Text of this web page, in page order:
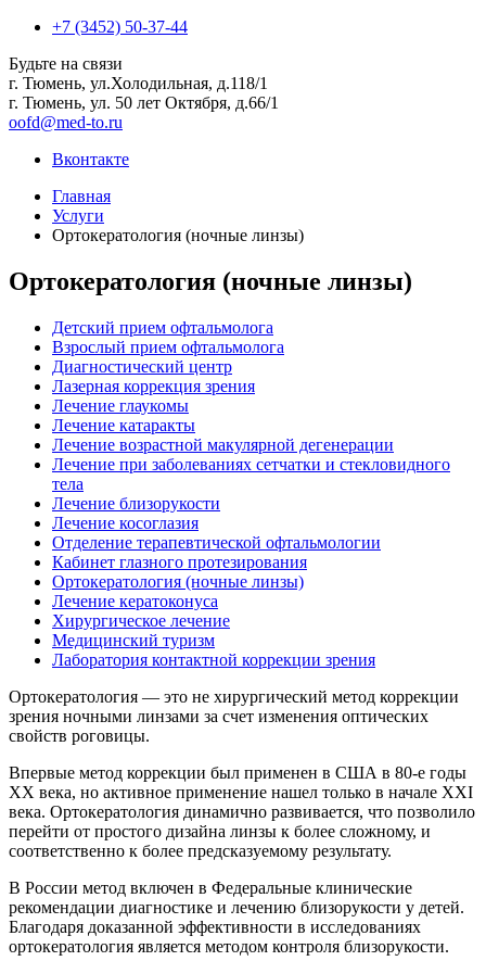
+7 (3452) 50-37-44
Будьте на связи
г. Тюмень, ул.Холодильная, д.118/1
г. Тюмень, ул. 50 лет Октября, д.66/1
oofd@med-to.ru
Вконтакте
Главная
Услуги
Ортокератология (ночные линзы)
Ортокератология (ночные линзы)
Детский прием офтальмолога
Взрослый прием офтальмолога
Диагностический центр
Лазерная коррекция зрения
Лечение глаукомы
Лечение катаракты
Лечение возрастной макулярной дегенерации
Лечение при заболеваниях сетчатки и стекловидного
тела
Лечение близорукости
Лечение косоглазия
Отделение терапевтической офтальмологии
Кабинет глазного протезирования
Ортокератология (ночные линзы)
Лечение кератоконуса
Хирургическое лечение
Медицинский туризм
Лаборатория контактной коррекции зрения
Ортокератология — это не хирургический метод коррекции
зрения ночными линзами за счет изменения оптических
свойств роговицы.
Впервые метод коррекции был применен в США в 80-е годы
ХХ века, но активное применение нашел только в начале ХХI
века. Ортокератология динамично развивается, что позволило
перейти от простого дизайна линзы к более сложному, и
соответственно к более предсказуемому результату.
В России метод включен в Федеральные клинические
рекомендации диагностике и лечению близорукости у детей.
Благодаря доказанной эффективности в исследованиях
ортокератология является методом контроля близорукости.